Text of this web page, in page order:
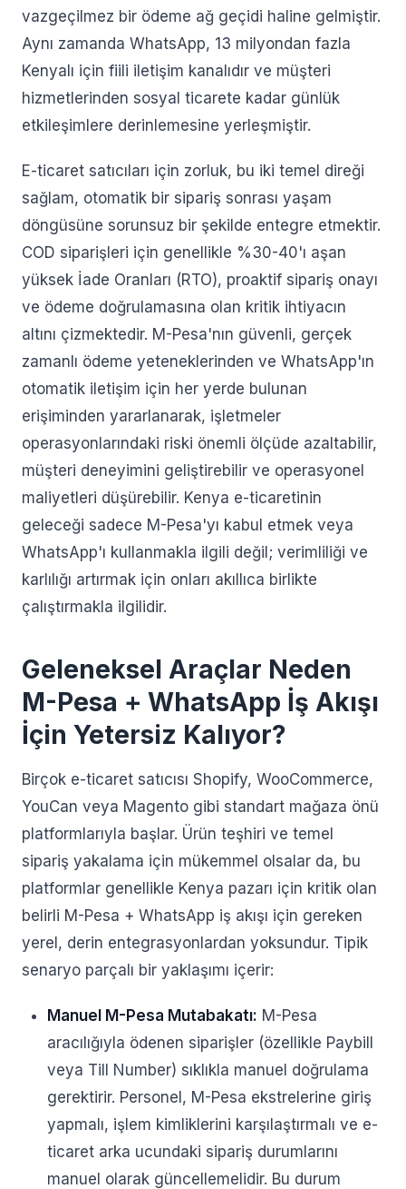
vazgeçilmez bir ödeme ağ geçidi haline gelmiştir.
Aynı zamanda WhatsApp, 13 milyondan fazla
Kenyalı için fiili iletişim kanalıdır ve müşteri
hizmetlerinden sosyal ticarete kadar günlük
etkileşimlere derinlemesine yerleşmiştir.
E-ticaret satıcıları için zorluk, bu iki temel direği
sağlam, otomatik bir sipariş sonrası yaşam
döngüsüne sorunsuz bir şekilde entegre etmektir.
COD siparişleri için genellikle %30-40'ı aşan
yüksek İade Oranları (RTO), proaktif sipariş onayı
ve ödeme doğrulamasına olan kritik ihtiyacın
altını çizmektedir. M-Pesa'nın güvenli, gerçek
zamanlı ödeme yeteneklerinden ve WhatsApp'ın
otomatik iletişim için her yerde bulunan
erişiminden yararlanarak, işletmeler
operasyonlarındaki riski önemli ölçüde azaltabilir,
müşteri deneyimini geliştirebilir ve operasyonel
maliyetleri düşürebilir. Kenya e-ticaretinin
geleceği sadece M-Pesa'yı kabul etmek veya
WhatsApp'ı kullanmakla ilgili değil; verimliliği ve
karlılığı artırmak için onları akıllıca birlikte
çalıştırmakla ilgilidir.
Geleneksel Araçlar Neden
M-Pesa + WhatsApp İş Akışı
İçin Yetersiz Kalıyor?
Birçok e-ticaret satıcısı Shopify, WooCommerce,
YouCan veya Magento gibi standart mağaza önü
platformlarıyla başlar. Ürün teşhiri ve temel
sipariş yakalama için mükemmel olsalar da, bu
platformlar genellikle Kenya pazarı için kritik olan
belirli M-Pesa + WhatsApp iş akışı için gereken
yerel, derin entegrasyonlardan yoksundur. Tipik
senaryo parçalı bir yaklaşımı içerir:
Manuel M-Pesa Mutabakatı: M-Pesa
aracılığıyla ödenen siparişler (özellikle Paybill
veya Till Number) sıklıkla manuel doğrulama
gerektirir. Personel, M-Pesa ekstrelerine giriş
yapmalı, işlem kimliklerini karşılaştırmalı ve e-
ticaret arka ucundaki sipariş durumlarını
manuel olarak güncellemelidir. Bu durum